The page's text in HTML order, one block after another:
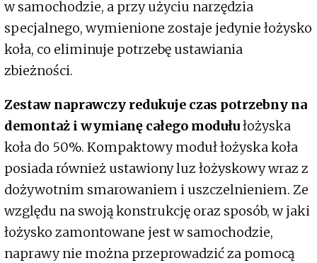
w samochodzie, a przy użyciu narzędzia
specjalnego, wymienione zostaje jedynie łożysko
koła, co eliminuje potrzebę ustawiania
zbieżności.
Zestaw naprawczy redukuje czas potrzebny na
demontaż i wymianę całego modułułożyska
koła do 50%. Kompaktowy moduł łożyska koła
posiada również ustawiony luz łożyskowy wraz z
dożywotnim smarowaniem i uszczelnieniem. Ze
względu na swoją konstrukcję oraz sposób, w jaki
łożysko zamontowane jest w samochodzie,
naprawy nie można przeprowadzić za pomocą